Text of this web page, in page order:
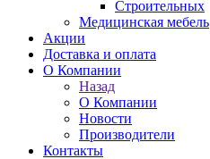
Строительных
Медицинская мебель
Акции
Доставка и оплата
О Компании
Назад
О Компании
Новости
Производители
Контакты